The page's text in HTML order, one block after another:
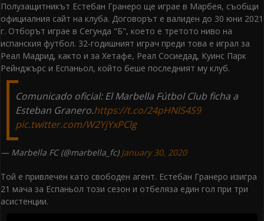
Полузащитникът Естебан Гранеро ще играе в Марбея, съобщи
официалния сайт на клуба. Договорът е валиден до 30 юни 2021
г. Отборът играе в Сегунда "Б", което е третото ниво на
испанския футбол. 32-годишният играч преди това е играл за
Реал Мадрид, както и за Хетафе, Реал Сосиедад, Куинс Парк
Рейнджърс и Еспаньол, който беше последният му клуб.
Comunicado oficial: El Marbella Fútbol Club ficha a
Esteban Granero.https://t.co/24pHNlS4S9
pic.twitter.com/W2YjYxPClg
— Marbella FC (@marbella_fc) January 30, 2020
Той е привлечен като свободен агент. Естебан Гранеро изигра
21 мача за Еспаньол този сезон и отбеляза един гол при три
асистенции.